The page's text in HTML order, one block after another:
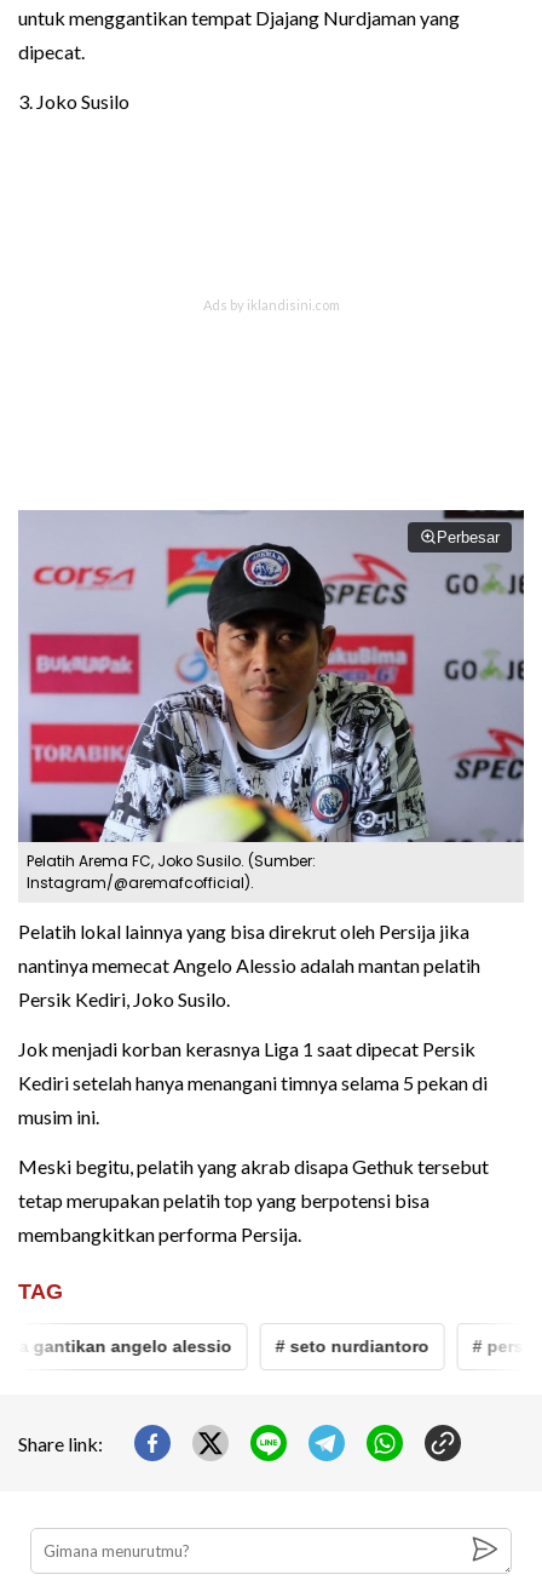
untuk menggantikan tempat Djajang Nurdjaman yang
dipecat.
3. Joko Susilo
Perbesar
Pelatih Arema FC, Joko Susilo. (Sumber:
Instagram/@aremafcofficial).
Pelatih lokal lainnya yang bisa direkrut oleh Persija jika
nantinya memecat Angelo Alessio adalah mantan pelatih
Persik Kediri, Joko Susilo.
Jok menjadi korban kerasnya Liga 1 saat dipecat Persik
Kediri setelah hanya menangani timnya selama 5 pekan di
musim ini.
Meski begitu, pelatih yang akrab disapa Gethuk tersebut
tetap merupakan pelatih top yang berpotensi bisa
membangkitkan performa Persija.
TAG
angelo alessio # seto nurdiantoro # persija
Share link: